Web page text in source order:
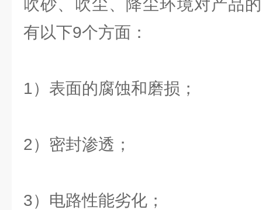
吹砂、吹尘、降尘环境对产品
有以下9个方面：
1）表面的腐蚀和磨损；
2）密封渗透；
3）电路性能劣化；